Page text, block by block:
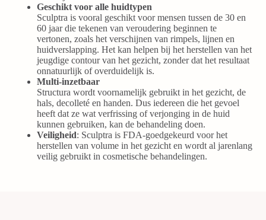
Geschikt voor alle huidtypen
Sculptra is vooral geschikt voor mensen tussen de 30 en
60 jaar die tekenen van veroudering beginnen te
vertonen, zoals het verschijnen van rimpels, lijnen en
huidverslapping. Het kan helpen bij het herstellen van het
jeugdige contour van het gezicht, zonder dat het resultaat
onnatuurlijk of overduidelijk is.
Multi-inzetbaar
Structura wordt voornamelijk gebruikt in het gezicht, de
hals, decolleté en handen. Dus iedereen die het gevoel
heeft dat ze wat verfrissing of verjonging in de huid
kunnen gebruiken, kan de behandeling doen.
Veiligheid: Sculptra is FDA-goedgekeurd voor het
herstellen van volume in het gezicht en wordt al jarenlang
veilig gebruikt in cosmetische behandelingen.